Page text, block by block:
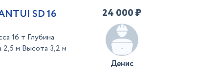
SD 16
16 т Глубина
м Высота 3,2 м
24 000 ₽
Денис